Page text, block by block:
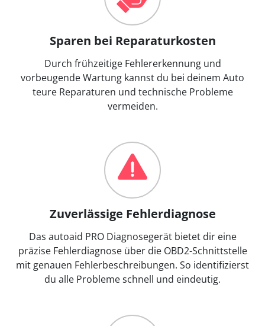
Sparen bei Reparaturkosten
Durch frühzeitige Fehlererkennung und
vorbeugende Wartung kannst du bei deinem Auto
teure Reparaturen und technische Probleme
vermeiden.
Zuverlässige Fehlerdiagnose
Das autoaid PRO Diagnosegerät bietet dir eine
präzise Fehlerdiagnose über die OBD2-Schnittstelle
mit genauen Fehlerbeschreibungen. So identifizierst
du alle Probleme schnell und eindeutig.